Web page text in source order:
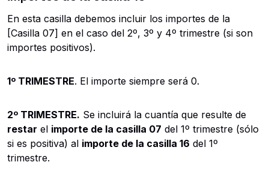
En esta casilla debemos incluir los importes de la
[Casilla 07] en el caso del 2º, 3º y 4º trimestre (si son
importes positivos).
1º TRIMESTRE. El importe siempre será 0.
2º TRIMESTRE. Se incluirá la cuantía que resulte de
restar el importe de la casilla 07 del 1º trimestre (sólo
si es positiva) al importe de la casilla 16 del 1º
trimestre.